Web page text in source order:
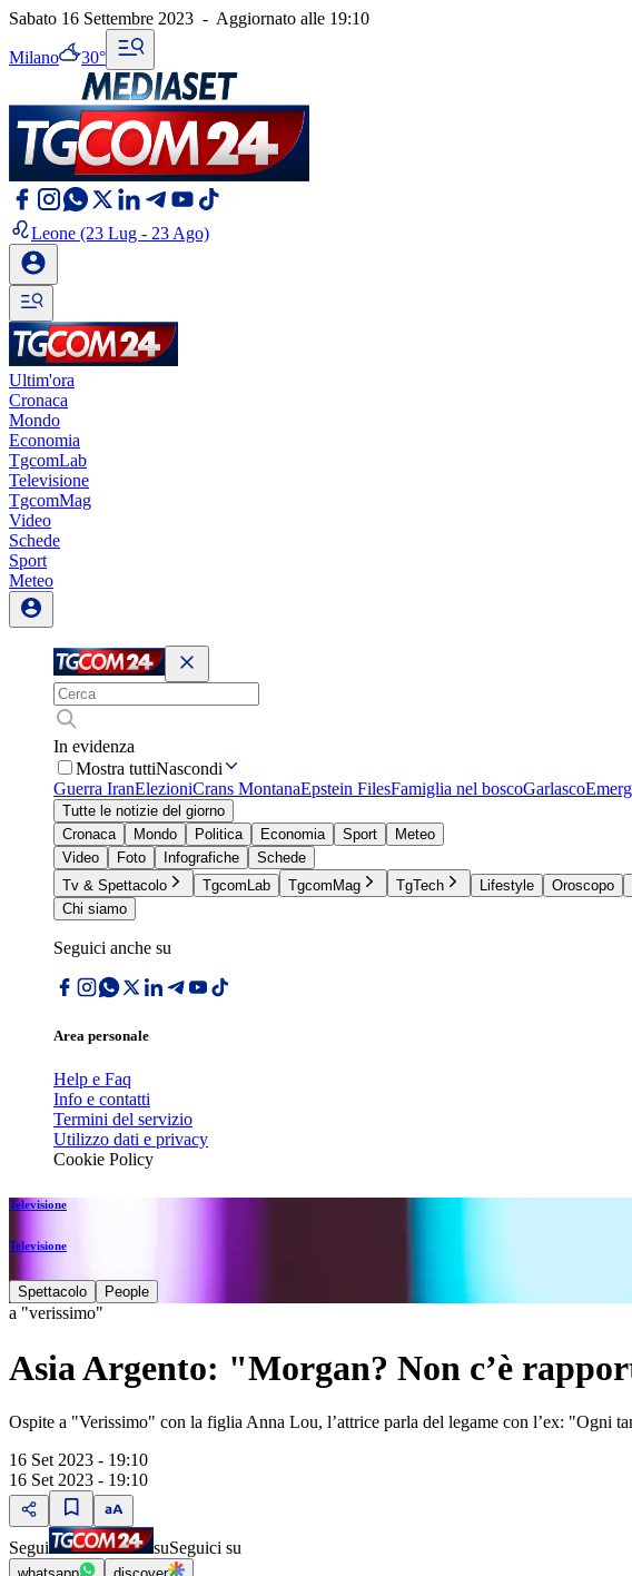
Sabato 16 Settembre 2023 - Aggiornato alle 19:10
Milano 30°
Leone (23 Lug - 23 Ago)
Ultim'ora
Cronaca
Mondo
Economia
TgcomLab
Televisione
TgcomMag
Video
Schede
Sport
Meteo
In evidenza
Mostra tuttiNascondi
Guerra IranElezioniCrans MontanaEpstein FilesFamiglia nel boscoGarlasco
Tutte le notizie del giorno
Cronaca
Mondo Politica Economia Sport
Meteo
Video
Foto Infografiche
Schede
Tv & Spettacolo
TgcomLab TgcomMag TgTech Lifestyle Oroscopo
Chi siamo
Seguici anche su
Area personale
Help e Faq
Info e contatti
Termini del servizio
Utilizzo dati e privacy
Cookie Policy
Televisione
Televisione
Spettacolo People
a "verissimo"
Asia Argento: "Morgan? Non c’è
Ospite a "Verissimo" con la figlia Anna Lou, l’attrice parla del legame con l’ex: "Ogni
16 Set 2023 - 19:10
16 Set 2023 - 19:10
Segui suSeguici su